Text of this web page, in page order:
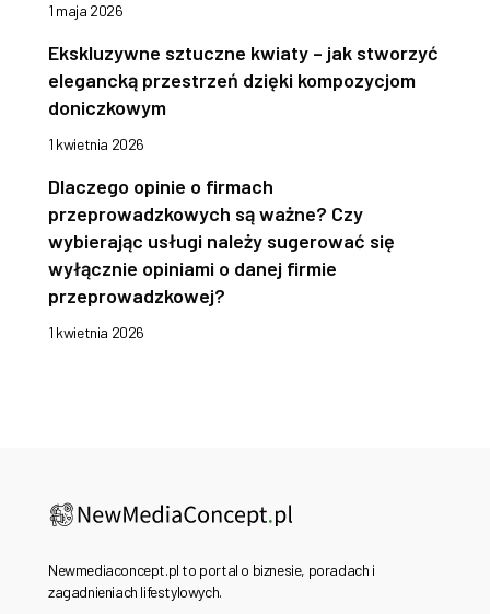
1 maja 2026
Ekskluzywne sztuczne kwiaty – jak stworzyć
elegancką przestrzeń dzięki kompozycjom
doniczkowym
1 kwietnia 2026
Dlaczego opinie o firmach
przeprowadzkowych są ważne? Czy
wybierając usługi należy sugerować się
wyłącznie opiniami o danej firmie
przeprowadzkowej?
1 kwietnia 2026
Newmediaconcept.pl to portal o biznesie, poradach i
zagadnieniach lifestylowych.